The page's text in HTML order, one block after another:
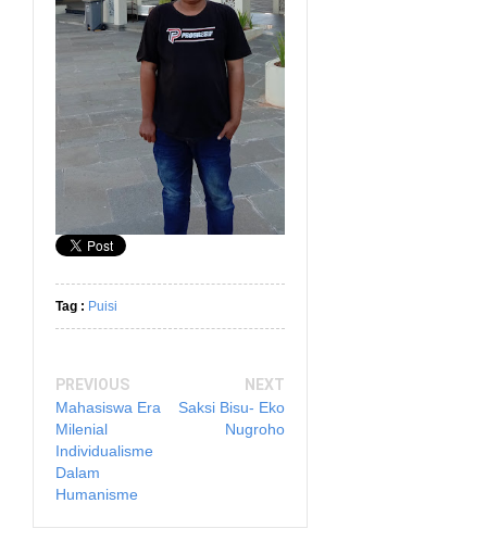
Tag : Puisi
PREVIOUS
Mahasiswa Era
Milenial
Individualisme
Dalam
Humanisme
NEXT
Saksi Bisu- Eko
Nugroho